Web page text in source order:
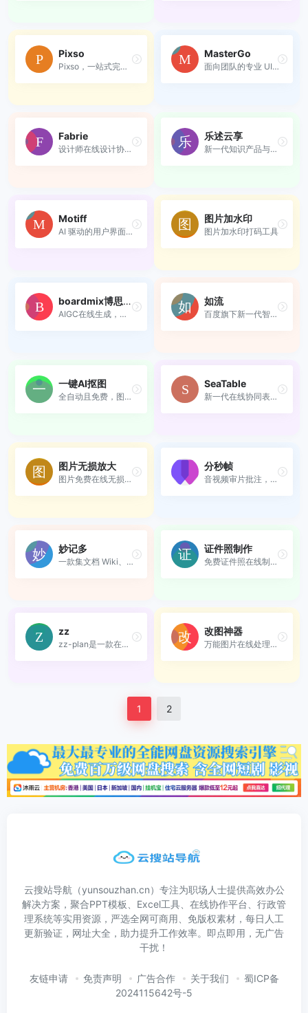
Pixso
Pixso，一站式完成原型、设计...
MasterGo
面向团队的专业 UI/UX 设计工具
Fabrie
设计师在线设计协作平台 ，融...
乐述云享
新一代知识产品与用户服务的...
Motiff
AI 驱动的用户界面设计工具
图片加水印
图片加水印打码工具
boardmix博思白板
AIGC在线生成，多人协同思维...
如流
百度旗下新一代智能工作平台
一键AI抠图
全自动且免费，图片背景消除...
SeaTable
新一代在线协同表格和数字化平台
图片无损放大
图片免费在线无损放大工具，...
分秒帧
音视频审片批注，在线分享交...
妙记多
一款集文档 Wiki、在线语音、...
证件照制作
免费证件照在线制作及换底色工具
zz
zz-plan是一款在线甘特图，横...
改图神器
万能图片在线处理工具
1 2
云搜站导航（yunsouzhan.cn）专注为职场人士提供高效办公
解决方案，聚合PPT模板、Excel工具、在线协作平台、行政管
理系统等实用资源，严选全网可商用、免版权素材，每日人工
更新验证，网址大全，助力提升工作效率。即点即用，无广告
干扰！
友链申请 免责声明 广告合作 关于我们
蜀ICP备
2024115642号-5